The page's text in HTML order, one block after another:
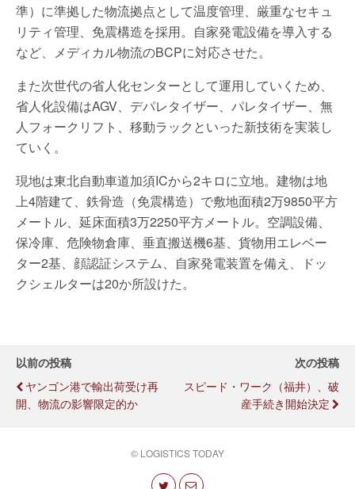
準）に準拠した物流拠点として温度管理、厳重なセキュ
リティ管理、免震構造を採用。自家発電設備を導入する
など、メディカル物流のBCPに対応させた。
また次世代の省人化センターとして運用していくため、
省人化設備はAGV、デパレタイザー、パレタイザー、無
人フォークリフト、移動ラックといった新技術を実装し
ていく。
現地は東北自動車道加須ICから2キロに立地。建物は地
上4階建て、鉄骨造（免震構造）で敷地面積2万9850平方
メートル、延床面積3万2250平方メートル。空調設備、
保冷庫、危険物倉庫、垂直搬送機6基、貨物用エレベー
ター2基、顔認証システム、自家発電装置を備え、ドッ
クシェルターは20か所設けた。
以前の投稿
ヤンゴン港で輸出荷受け再
開、物流の影響限定的か
次の投稿
スピード・ワーク（福井）、破
産手続き開始決定
© LOGISTICS TODAY